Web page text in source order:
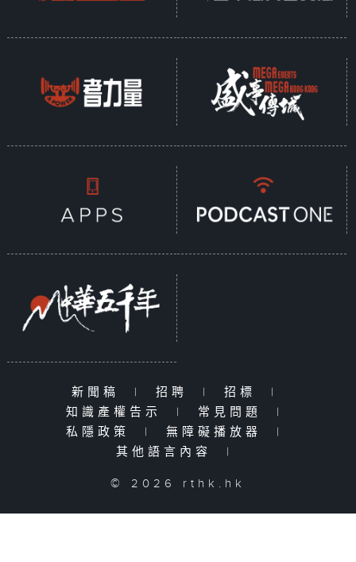
新聞稿 | 招聘 | 招標
|
知識產權告示
| 常見問題
|
私隱政策
| 無障礙播放器
|
其他語言內容
|
© 2026 rthk.hk